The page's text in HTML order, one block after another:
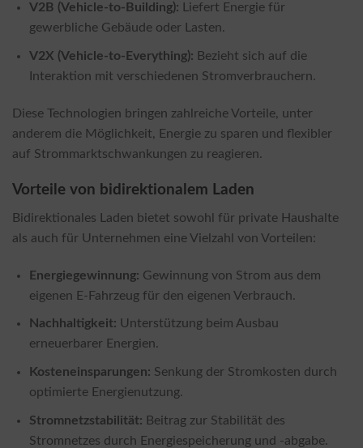
V2B (Vehicle-to-Building): Liefert Energie für
gewerbliche Gebäude oder Lasten.
V2X (Vehicle-to-Everything): Bezieht sich auf die
Interaktion mit verschiedenen Stromverbrauchern.
Diese Technologien bringen zahlreiche Vorteile, unter
anderem die Möglichkeit, Energie zu sparen und flexibler
auf Strommarktschwankungen zu reagieren.
Vorteile von bidirektionalem Laden
Bidirektionales Laden bietet sowohl für private Haushalte
als auch für Unternehmen eine Vielzahl von Vorteilen:
Energiegewinnung: Gewinnung von Strom aus dem
eigenen E-Fahrzeug für den eigenen Verbrauch.
Nachhaltigkeit: Unterstützung beim Ausbau
erneuerbarer Energien.
Kosteneinsparungen: Senkung der Stromkosten durch
optimierte Energienutzung.
Stromnetzstabilität: Beitrag zur Stabilität des
Stromnetzes durch Energiespeicherung und -abgabe.